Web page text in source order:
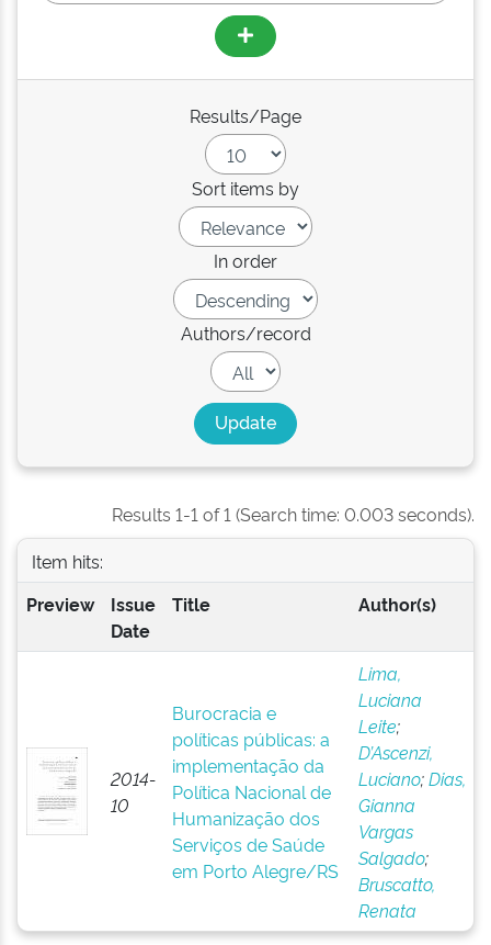
Results/Page
Sort items by
In order
Authors/record
Results 1-1 of 1 (Search time: 0.003 seconds).
Item hits:
Preview
Issue
Date
Title Author(s)
2014-
10
Burocracia e
políticas públicas: a
implementação da
Política Nacional de
Humanização dos
Serviços de Saúde
em Porto Alegre/RS
Lima,
Luciana
Leite;
D’Ascenzi,
Luciano;Dias,
Gianna
Vargas
Salgado;
Bruscatto,
Renata